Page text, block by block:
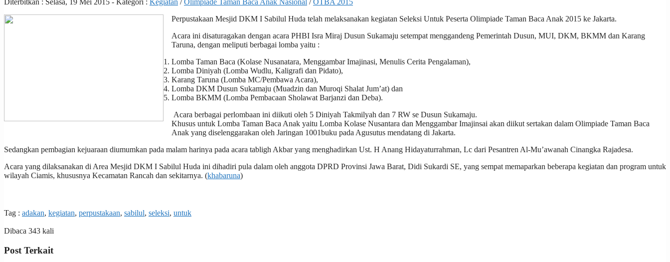
Perpustakaan Mesjid DKM I Sabilul Huda telah melaksanakan kegiatan Seleksi Untuk Peserta Olimpiade Taman Baca Anak 2015 ke Jakarta.
Acara ini disaturagakan dengan acara PHBI Isra Miraj Dusun Sukamaju setempat menggandeng Pemerintah Dusun, MUI, DKM, BKMM dan Karang
Taruna, dengan meliputi berbagai lomba yaitu :
Lomba Taman Baca (Kolase Nusanatara, Menggambar Imajinasi, Menulis Cerita Pengalaman),
Lomba Diniyah (Lomba Wudlu, Kaligrafi dan Pidato),
Karang Taruna (Lomba MC/Pembawa Acara),
Lomba DKM Dusun Sukamaju (Muadzin dan Muroqi Shalat Jum’at) dan
Lomba BKMM (Lomba Pembacaan Sholawat Barjanzi dan Deba).
Acara berbagai perlombaan ini diikuti oleh 5 Diniyah Takmilyah dan 7 RW se Dusun Sukamaju.
Khusus untuk Lomba Taman Baca Anak yaitu Lomba Kolase Nusantara dan Menggambar Imajinsai akan diikut sertakan dalam Olimpiade Taman Baca
Anak yang diselenggarakan oleh Jaringan 1001buku pada Agusutus mendatang di Jakarta.
Sedangkan pembagian kejuaraan diumumkan pada malam harinya pada acara tabligh Akbar yang menghadirkan Ust. H Anang Hidayaturrahman, Lc dari Pesantren Al-Mu’awanah Cinangka Rajadesa.
Acara yang dilaksanakan di Area Mesjid DKM I Sabilul Huda ini dihadiri pula dalam oleh anggota DPRD Provinsi Jawa Barat, Didi Sukardi SE, yang sempat memaparkan beberapa kegiatan dan program untuk
wilayah Ciamis, khususnya Kecamatan Rancah dan sekitarnya. (khabaruna)
Tag : adakan, kegiatan, perpustakaan, sabilul, seleksi, untuk
Dibaca 343 kali
Post Terkait